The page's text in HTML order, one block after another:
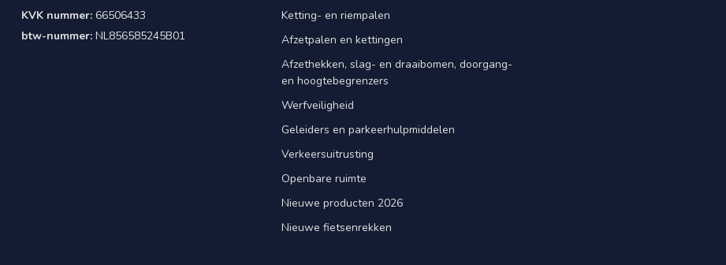
KVK nummer: 66506433
btw-nummer: NL856585245B01
Ketting- en riempalen
Afzetpalen en kettingen
Afzethekken, slag- en draaibomen, doorgang-
en hoogtebegrenzers
Werfveiligheid
Geleiders en parkeerhulpmiddelen
Verkeersuitrusting
Openbare ruimte
Nieuwe producten 2026
Nieuwe fietsenrekken